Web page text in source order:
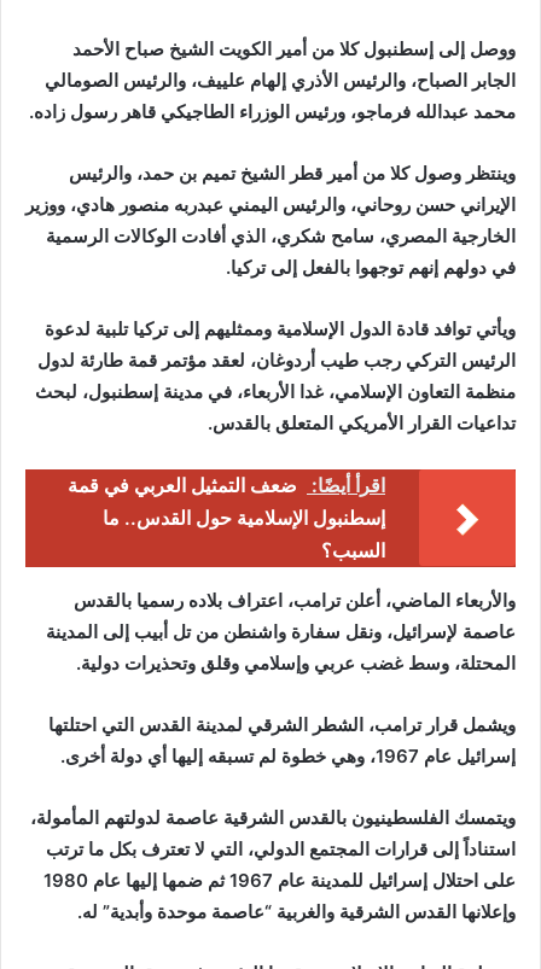
ووصل إلى إسطنبول كلا من أمير الكويت الشيخ صباح الأحمد
الجابر الصباح، والرئيس الأذري إلهام علييف، والرئيس الصومالي
محمد عبدالله فرماجو، ورئيس الوزراء الطاجيكي قاهر رسول زاده.
وينتظر وصول كلا من أمير قطر الشيخ تميم بن حمد، والرئيس
الإيراني حسن روحاني، والرئيس اليمني عبدربه منصور هادي، ووزير
الخارجية المصري، سامح شكري، الذي أفادت الوكالات الرسمية
في دولهم إنهم توجهوا بالفعل إلى تركيا.
ويأتي توافد قادة الدول الإسلامية وممثليهم إلى تركيا تلبية لدعوة
الرئيس التركي رجب طيب أردوغان، لعقد مؤتمر قمة طارئة لدول
منظمة التعاون الإسلامي، غدا الأربعاء، في مدينة إسطنبول، لبحث
تداعيات القرار الأمريكي المتعلق بالقدس.
اقرأ أيضًا:
ضعف التمثيل العربي في قمة
إسطنبول الإسلامية حول القدس.. ما
السبب؟
والأربعاء الماضي، أعلن ترامب، اعتراف بلاده رسميا بالقدس
عاصمة لإسرائيل، ونقل سفارة واشنطن من تل أبيب إلى المدينة
المحتلة، وسط غضب عربي وإسلامي وقلق وتحذيرات دولية.‎
ويشمل قرار ترامب، الشطر الشرقي لمدينة القدس التي احتلتها
إسرائيل عام 1967، وهي خطوة لم تسبقه إليها أي دولة أخرى.
ويتمسك الفلسطينيون بالقدس الشرقية عاصمة لدولتهم المأمولة،
استناداً إلى قرارات المجتمع الدولي، التي لا تعترف بكل ما ترتب
على احتلال إسرائيل للمدينة عام 1967 ثم ضمها إليها عام 1980
وإعلانها القدس الشرقية والغربية “عاصمة موحدة وأبدية” له.